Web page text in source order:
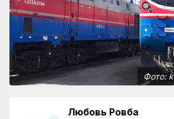
Фото:
Любовь Ровба